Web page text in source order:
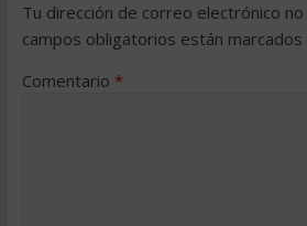
Tu dirección de correo electrónico no
campos obligatorios están marcados
Comentario *